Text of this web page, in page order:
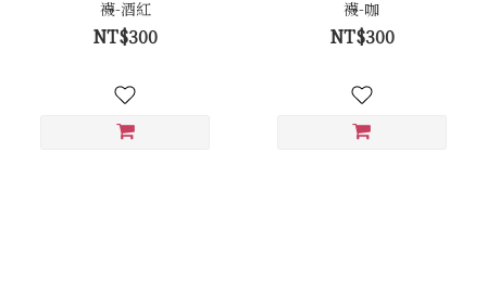
襪-酒紅
NT$300
襪-咖
NT$300